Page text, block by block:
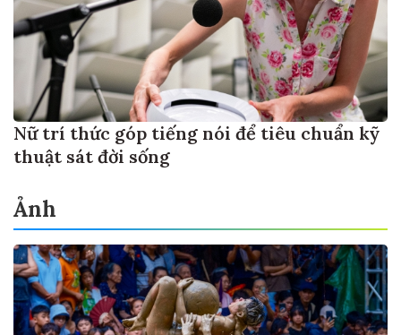
Nữ trí thức góp tiếng nói để tiêu chuẩn kỹ
thuật sát đời sống
Ảnh